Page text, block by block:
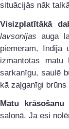
situācijās nāk
Visizplatītākā
lavsonijas auga
piemēram, Indijā
izmantotas
sarkanīgu, saulē
kā zaļganīgi brūns
Matu
salonā. Ja esi